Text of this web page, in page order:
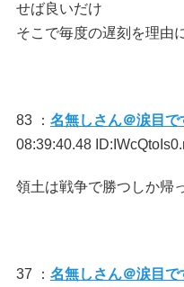
せば良いだけ
そこで毎度の遅刻を理由
83 ： 名無しさん＠涙目で
08:39:40.48
領土は戦争で勝つしか帰
37 ： 名無しさん＠涙目で